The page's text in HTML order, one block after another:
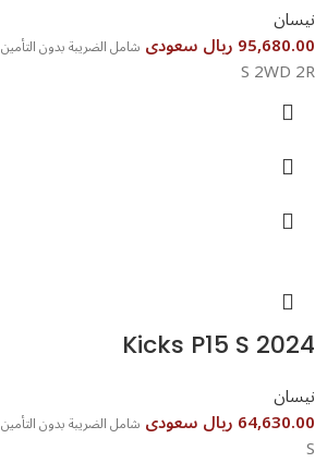
نيسان
95,680.00 ريال سعودى شامل الضريبة بدون التأمين
S 2WD 2R
Kicks P15 S 2024
نيسان
64,630.00 ريال سعودى شامل الضريبة بدون التأمين
S